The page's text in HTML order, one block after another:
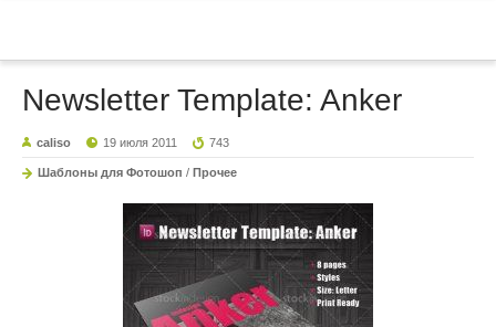
Newsletter Template: Anker
caliso 19 июля 2011 743
Шаблоны для Фотошоп / Прочее